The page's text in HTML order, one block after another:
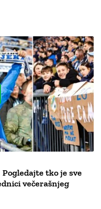
tko je sve
večerašnjeg